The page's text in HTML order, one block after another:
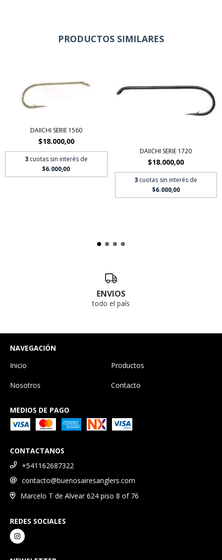
PRODUCTOS SIMILARES
DAIICHI SERIE 1560
$18.000,00
3 cuotas sin interés de
$6.000,00
DAIICHI SERIE 1720
$18.000,00
3 cuotas sin interés de
$6.000,00
ENVIOS
todo el país
NAVEGACIÓN
Inicio
Productos
Nosotros Contacto
MEDIOS DE PAGO
CONTACTANOS
+541162687322
contacto@buenosairesanglers.com
Marcelo T de Alvear 624 piso 8 of 76
REDES SOCIALES